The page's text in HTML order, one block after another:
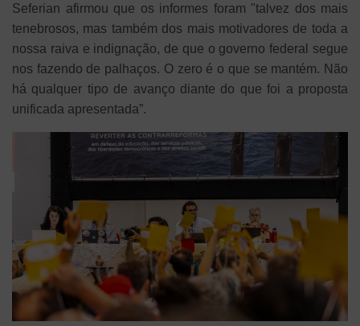
Seferian afirmou que os informes foram "talvez dos mais
tenebrosos, mas também dos mais motivadores de toda a
nossa raiva e indignação, de que o governo federal segue
nos fazendo de palhaços. O zero é o que se mantém. Não
há qualquer tipo de avanço diante do que foi a proposta
unificada apresentada”.